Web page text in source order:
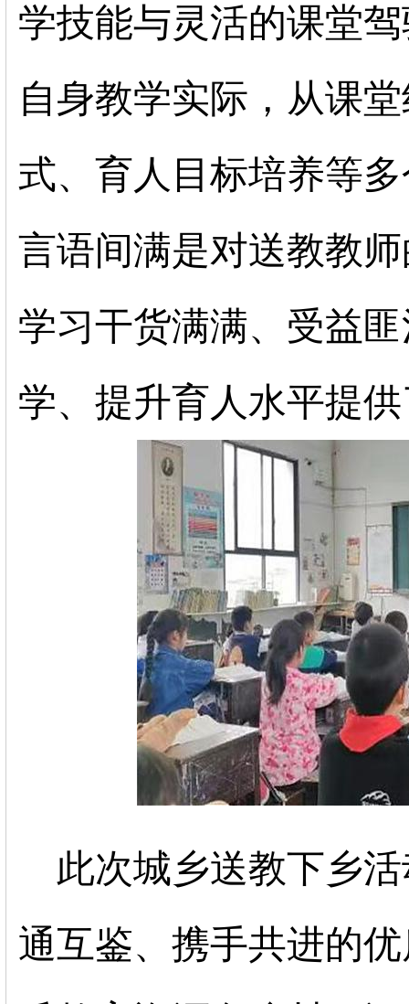
学技能与灵活的课堂
自身教学实际，从课
式、育人目标培养等
言语间满是对送教教
学习干货满满、受益
学、提升育人水平提
此次城乡送教下乡
通互鉴、携手共进的